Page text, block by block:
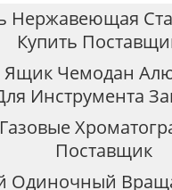
Нержавеющая
Купить
Ящик Чемодан
Инструмента
Поставщик
Одиночный